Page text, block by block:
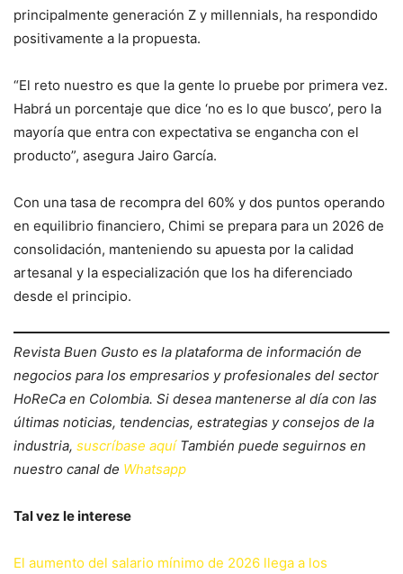
principalmente generación Z y millennials, ha respondido
positivamente a la propuesta.
“El reto nuestro es que la gente lo pruebe por primera vez.
Habrá un porcentaje que dice ‘no es lo que busco’, pero la
mayoría que entra con expectativa se engancha con el
producto”, asegura Jairo García.
Con una tasa de recompra del 60% y dos puntos operando
en equilibrio financiero, Chimi se prepara para un 2026 de
consolidación, manteniendo su apuesta por la calidad
artesanal y la especialización que los ha diferenciado
desde el principio.
Revista Buen Gusto es la plataforma de información de
negocios para los empresarios y profesionales del sector
HoReCa en Colombia. Si desea mantenerse al día con las
últimas noticias, tendencias, estrategias y consejos de la
industria, suscríbase aquí También puede seguirnos en
nuestro canal de Whatsapp
Tal vez le interese
El aumento del salario mínimo de 2026 llega a los